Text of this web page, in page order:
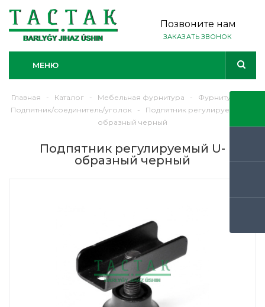
Позвоните нам
ЗАКАЗАТЬ ЗВОНОК
МЕНЮ
Главная - Каталог - Мебельная фурнитура - Фурнитура
Подпятник/соединитель/уголок
-
Подпятник регулируемый U-
образный черный
Подпятник регулируемый U-
образный черный